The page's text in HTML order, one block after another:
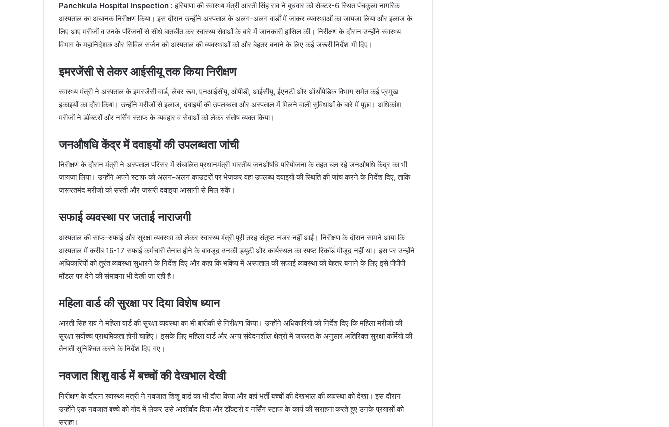
Panchkula Hospital Inspection :हरियाणा की स्वास्थ्य मंत्री आरती सिंह राव ने बुधवार को सेक्टर-6 स्थित पंचकूला नागरिक
अस्पताल का अचानक निरीक्षण किया। इस दौरान उन्होंने अस्पताल के अलग-अलग वार्डों में जाकर व्यवस्थाओं का जायजा लिया और इलाज के
लिए आए मरीजों व उनके परिजनों से सीधे बातचीत कर स्वास्थ्य सेवाओं के बारे में जानकारी हासिल की। निरीक्षण के दौरान उन्होंने स्वास्थ्य
विभाग के महानिदेशक और सिविल सर्जन को अस्पताल की व्यवस्थाओं को और बेहतर बनाने के लिए कई जरूरी निर्देश भी दिए।
इमरजेंसी से लेकर आईसीयू तक किया निरीक्षण
स्वास्थ्य मंत्री ने अस्पताल के इमरजेंसी वार्ड, लेबर रूम, एनआईसीयू, ओपीडी, आईसीयू, ईएनटी और ऑर्थोपेडिक विभाग समेत कई प्रमुख
इकाइयों का दौरा किया। उन्होंने मरीजों से इलाज, दवाइयों की उपलब्धता और अस्पताल में मिलने वाली सुविधाओं के बारे में पूछा। अधिकांश
मरीजों ने डॉक्टरों और नर्सिंग स्टाफ के व्यवहार व सेवाओं को लेकर संतोष व्यक्त किया।
जनऔषधि केंद्र में दवाइयों की उपलब्धता जांची
निरीक्षण के दौरान मंत्री ने अस्पताल परिसर में संचालित प्रधानमंत्री भारतीय जनऔषधि परियोजना के तहत चल रहे जनऔषधि केंद्र का भी
जायजा लिया। उन्होंने अपने स्टाफ को अलग-अलग काउंटरों पर भेजकर वहां उपलब्ध दवाइयों की स्थिति की जांच करने के निर्देश दिए, ताकि
जरूरतमंद मरीजों को सस्ती और जरूरी दवाइयां आसानी से मिल सकें।
सफाई व्यवस्था पर जताई नाराजगी
अस्पताल की साफ-सफाई और सुरक्षा व्यवस्था को लेकर स्वास्थ्य मंत्री पूरी तरह संतुष्ट नजर नहीं आईं। निरीक्षण के दौरान सामने आया कि
अस्पताल में करीब 16-17 सफाई कर्मचारी तैनात होने के बावजूद उनकी ड्यूटी और कार्यस्थल का स्पष्ट रिकॉर्ड मौजूद नहीं था। इस पर उन्होंने
अधिकारियों को तुरंत व्यवस्था सुधारने के निर्देश दिए और कहा कि भविष्य में अस्पताल की सफाई व्यवस्था को बेहतर बनाने के लिए इसे पीपीपी
मॉडल पर देने की संभावना भी देखी जा रही है।
महिला वार्ड की सुरक्षा पर दिया विशेष ध्यान
आरती सिंह राव ने महिला वार्ड की सुरक्षा व्यवस्था का भी बारीकी से निरीक्षण किया। उन्होंने अधिकारियों को निर्देश दिए कि महिला मरीजों की
सुरक्षा सर्वोच्च प्राथमिकता होनी चाहिए। इसके लिए महिला वार्ड और अन्य संवेदनशील क्षेत्रों में जरूरत के अनुसार अतिरिक्त सुरक्षा कर्मियों की
तैनाती सुनिश्चित करने के निर्देश दिए गए।
नवजात शिशु वार्ड में बच्चों की देखभाल देखी
निरीक्षण के दौरान स्वास्थ्य मंत्री ने नवजात शिशु वार्ड का भी दौरा किया और वहां भर्ती बच्चों की देखभाल की व्यवस्था को देखा। इस दौरान
उन्होंने एक नवजात बच्चे को गोद में लेकर उसे आशीर्वाद दिया और डॉक्टरों व नर्सिंग स्टाफ के कार्य की सराहना करते हुए उनके प्रयासों को
सराहा।